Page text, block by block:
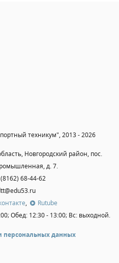
движение
площадка
ОРГАНИЗАЦИИ
образовательной
техникум", 2013 - 2026
Новгородский район, пос.
д. 7.
68-44-62
,
Rutube
Обед: 12:30 - 13:00; Вс: выходной.
персональных данных